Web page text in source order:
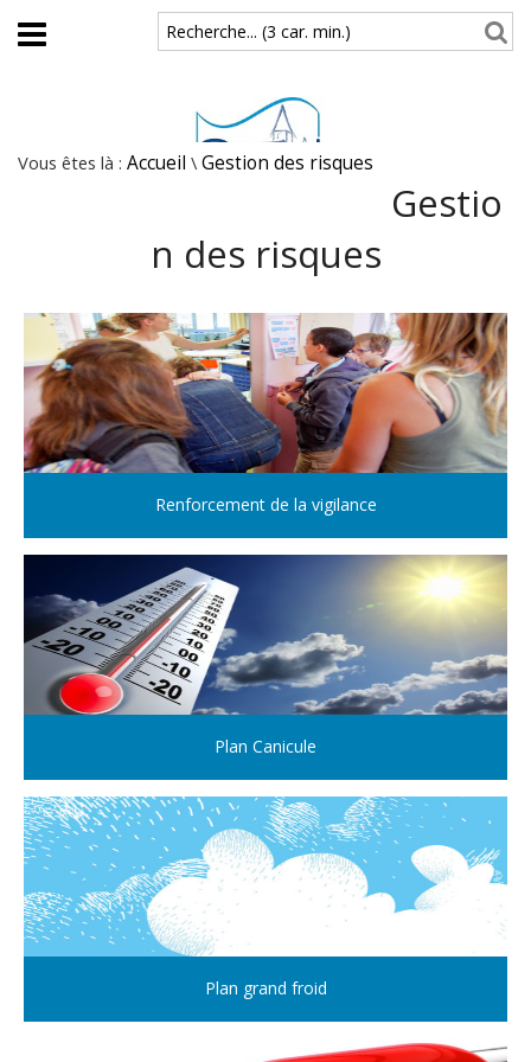
Aller au contenu principal
Recherche... (3 car. min.)
Vous êtes là : Accueil \ Gestion des risques
Gestio
n des risques
Renforcement de la vigilance
Plan Canicule
Plan grand froid